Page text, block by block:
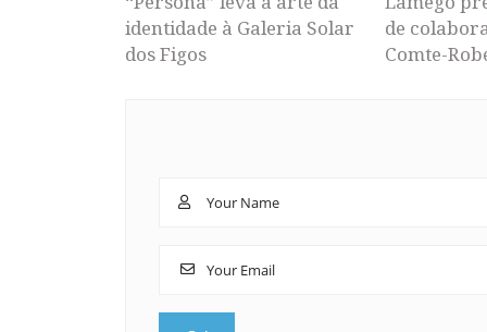
identidade à Galeria Solar
dos Figos
de
Comte-